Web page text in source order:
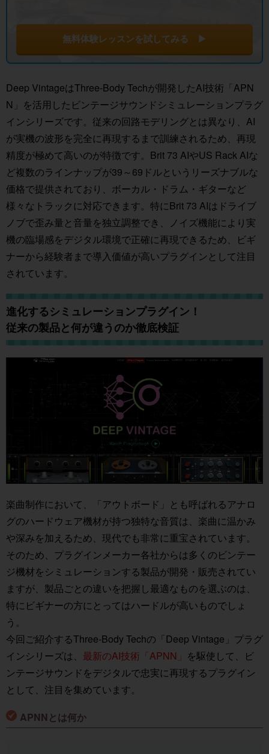
無料体験レッスンを試してみる ▶
Deep VintageはThree-Body Techが開発したAI技術「APN
N」を活用したビンテージサウンドシミュレーションプラグ
インシリーズです。従来の回路モデリングとは異なり、AI
が実機の波形を完全に再現するまで訓練されるため、再現
精度が極めて高いのが特徴です。Brit 73 AIやUS Rack AIな
ど複数のラインナップが39～69ドルというリーズナブルな
価格で提供されており、ボーカル・ドラム・ギターなど
様々なトラックに対応できます。特にBrit 73 AIはドライブ
ノブで歪み量と音量を独立調整でき、ノイズ機能により実
機の臨場感をデジタル環境で正確に再現できるため、ビギ
ナーから経験者まで導入価値が高いプラグインとして注目
されています。
進化するシミュレーションプラグイン！
従来の製品と何が違うのか徹底検証
楽曲制作において、「アウトボード」とも呼ばれるアナロ
グのハードウェア機材が持つ独特な音質は、楽曲に温かみ
や深みを加えるため、現代でも非常に重宝されています。
そのため、プラグインメーカー各社からは多くのビンテー
ジ機材をシミュレーションする製品が開発・販売されてい
ますが、製品ごとの違いを把握し最適なものを選ぶのは、
特にビギナーの方にとってはハードルが高いものでしょ
う。
今回ご紹介するThree-Body Techの「Deep Vintage」プラグ
インシリーズは、 最新のAI技術「APNN」 を駆使して、ビ
ンテージサウンドをデジタルで忠実に再現するプラグイン
として、注目を集めています。
APNNとは何か